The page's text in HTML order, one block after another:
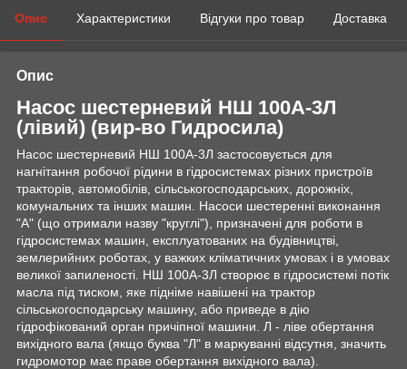
Опис Характеристики Відгуки про товар Доставка
Опис
Насос шестерневий НШ 100А-3Л
(лівий) (вир-во Гидросила)
Насос шестерневий НШ 100А-3Л застосовується для
нагнітання робочої рідини в гідросистемах різних пристроїв
тракторів, автомобілів, сільськогосподарських, дорожніх,
комунальних та інших машин. Насоси шестеренні виконання
"А" (що отримали назву "круглі"), призначені для роботи в
гідросистемах машин, експлуатованих на будівництві,
землерийних роботах, у важких кліматичних умовах і в умовах
великої запиленості. НШ 100А-3Л створює в гідросистемі потік
масла під тиском, яке підніме навішені на трактор
сільськогосподарську машину, або приведе в дію
гідрофікований орган причіпної машини. Л - ліве обертання
вихідного вала (якщо буква "Л" в маркуванні відсутня, значить
гидромотор має праве обертання вихідного вала).